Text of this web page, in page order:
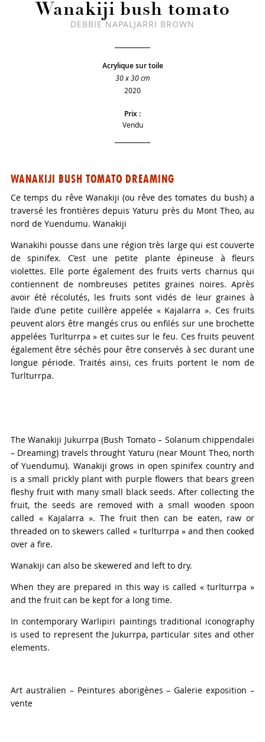
Wanakiji bush tomato
DEBBIE NAPALJARRI BROWN
Acrylique sur toile
30 x 30 cm
2020
Prix :
Vendu
WANAKIJI BUSH TOMATO DREAMING
Ce temps du rêve Wanakiji (ou rêve des tomates du bush) a
traversé les frontières depuis Yaturu près du Mont Theo, au
nord de Yuendumu. Wanakiji
Wanakihi pousse dans une région très large qui est couverte
de spinifex. C’est une petite plante épineuse à fleurs
violettes. Elle porte également des fruits verts charnus qui
contiennent de nombreuses petites graines noires. Après
avoir été récolutés, les fruits sont vidés de leur graines à
l’aide d’une petite cuillère appelée « Kajalarra ». Ces fruits
peuvent alors être mangés crus ou enfilés sur une brochette
appelées Turlturrpa » et cuites sur le feu. Ces fruits peuvent
également être séchés pour être conservés à sec durant une
longue période. Traités ainsi, ces fruits portent le nom de
Turlturrpa.
The Wanakiji Jukurrpa (Bush Tomato – Solanum chippendalei
– Dreaming) travels throught Yaturu (near Mount Theo, north
of Yuendumu). Wanakiji grows in open spinifex country and
is a small prickly plant with purple flowers that bears green
fleshy fruit with many small black seeds. After collecting the
fruit, the seeds are removed with a small wooden spoon
called « Kajalarra ». The fruit then can be eaten, raw or
threaded on to skewers called « turlturrpa » and then cooked
over a fire.
Wanakiji can also be skewered and left to dry.
When they are prepared in this way is called « turlturrpa »
and the fruit can be kept for a long time.
In contemporary Warlipiri paintings traditional iconography
is used to represent the Jukurrpa, particular sites and other
elements.
Art australien – Peintures aborigènes – Galerie exposition –
vente